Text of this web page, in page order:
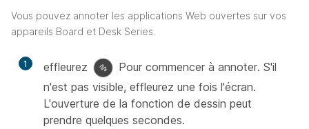
Vous pouvez annoter les applications Web ouvertes sur vos
appareils Board et Desk Series.
1 effleurez
Pour commencer à annoter. S'il
n'est pas visible, effleurez une fois l'écran.
L'ouverture de la fonction de dessin peut
prendre quelques secondes.